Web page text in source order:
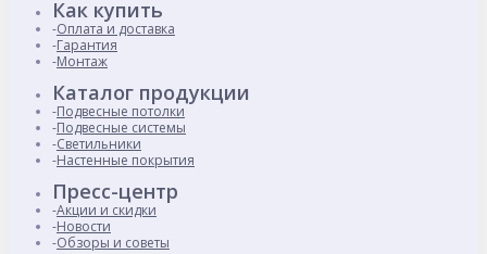
Как купить
Оплата и доставка
Гарантия
Монтаж
Каталог продукции
Подвесные потолки
Подвесные системы
Светильники
Настенные покрытия
Пресс-центр
Акции и скидки
Новости
Обзоры и советы